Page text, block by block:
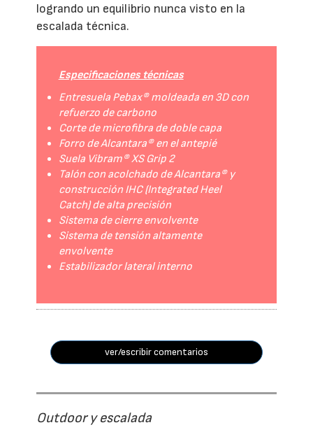
logrando un equilibrio nunca visto en la
escalada técnica.
Especificaciones técnicas
Entresuela Pebax® moldeada en 3D con
refuerzo de carbono
Corte de microfibra de doble capa
Forro de Alcantara® en el antepié
Suela Vibram® XS Grip 2
Talón con acolchado de Alcantara® y
construcción IHC (Integrated Heel
Catch) de alta precisión
Sistema de cierre envolvente
Sistema de tensión altamente
envolvente
Estabilizador lateral interno
ver/escribir comentarios
Outdoor y escalada